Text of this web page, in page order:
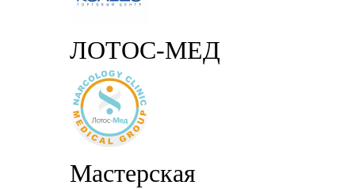
ЛОТОС-МЕД
Мастерская